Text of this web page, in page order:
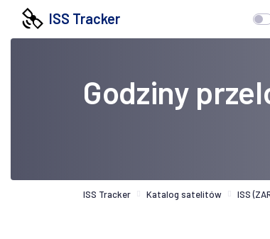
ISS Tracker
Godziny
ISS Tracker Katalog satelitów ISS